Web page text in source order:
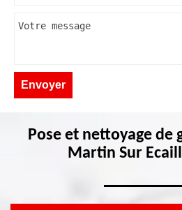
Pose et nettoyage de
Martin Sur